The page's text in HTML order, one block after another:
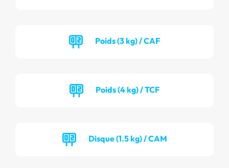
Poids (3 kg) / CAF
Poids (4 kg) / TCF
Disque (1.5 kg) / CAM